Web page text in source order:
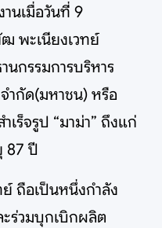
านเมื่อวันที่ 9
พะเนียงเวทย์
นกรรมการบริหาร
ำกัด(มหาชน) หรือ
ร็จรูป “มาม่า” ถึงแก่
87 ปี
ถือเป็นหนึ่งกำลัง
ร่วมบุกเบิกผลิต